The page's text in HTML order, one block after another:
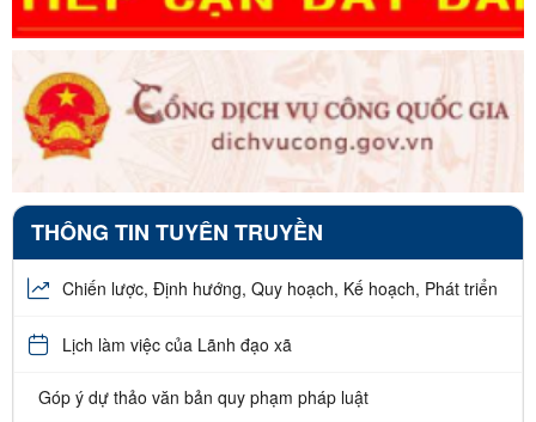
THÔNG TIN TUYÊN TRUYỀN
Chiến lược, Định hướng, Quy hoạch, Kế hoạch, Phát triển
Lịch làm việc của Lãnh đạo xã
Góp ý dự thảo văn bản quy phạm pháp luật